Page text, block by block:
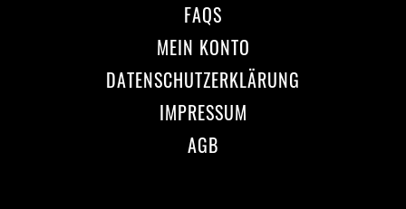
FAQS
MEIN KONTO
DATENSCHUTZERKLÄRUNG
IMPRESSUM
AGB